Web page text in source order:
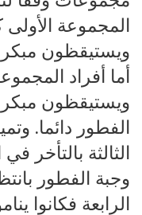
المجموعة الأولى
ويستيقظون
أما أفراد
ويستيقظون مبكرا
الفطور دائما.
الثالثة بالتأخر
وجبة الفطور
الرابعة فكانوا